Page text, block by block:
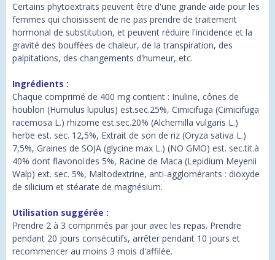
Certains phytoextraits peuvent être d'une grande aide pour les
femmes qui choisissent de ne pas prendre de traitement
hormonal de substitution, et peuvent réduire l'incidence et la
gravité des bouffées de chaleur, de la transpiration, des
palpitations, des changements d'humeur, etc.
Ingrédients :
Chaque comprimé de 400 mg contient : Inuline, cônes de
houblon (Humulus lupulus) est.sec.25%, Cimicifuga (Cimicifuga
racemosa L.) rhizome est.sec.20% (Alchemilla vulgaris L.)
herbe est. sec. 12,5%, Extrait de son de riz (Oryza sativa L.)
7,5%, Graines de SOJA (glycine max L.) (NO GMO) est. sec.tit.à
40% dont flavonoïdes 5%, Racine de Maca (Lepidium Meyenii
Walp) ext. sec. 5%, Maltodextrine, anti-agglomérants : dioxyde
de silicium et stéarate de magnésium.
Utilisation suggérée :
Prendre 2 à 3 comprimés par jour avec les repas. Prendre
pendant 20 jours consécutifs, arrêter pendant 10 jours et
recommencer au moins 3 mois d'affilée.